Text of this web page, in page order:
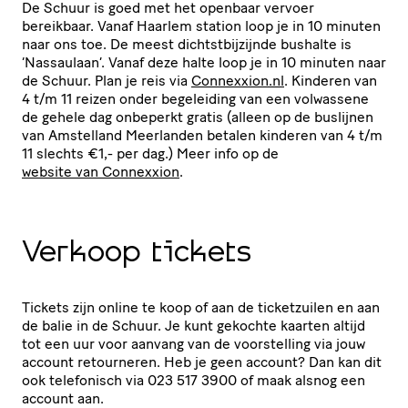
De Schuur is goed met het openbaar vervoer
bereikbaar. Vanaf Haarlem station loop je in 10 minuten
naar ons toe. De meest dichtst­bij­zijnde bushalte is
‘Nassaulaan’. Vanaf deze halte loop je in 10 minuten naar
de Schuur. Plan je reis via Connexxion​.nl. Kinderen van
4 t/​m 11 reizen onder begeleiding van een volwassene
de gehele dag onbeperkt gratis (alleen op de buslijnen
van Amstelland Meerlanden betalen kinderen van 4 t/​m
11 slechts €1,- per dag.) Meer info op de
website van Connexxion.
Verkoop tickets
Tickets zijn online te koop of aan de ticket­zuilen en aan
de balie in de Schuur. Je kunt gekochte kaarten altijd
tot een uur voor aanvang van de voor­stel­ling via jouw
account retourneren. Heb je geen account? Dan kan dit
ook telefonisch via 023 517 3900 of maak alsnog een
account aan.